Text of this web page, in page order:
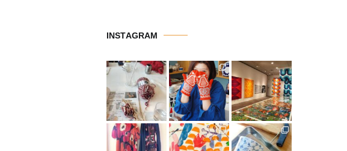
ー
INSTAGRAM